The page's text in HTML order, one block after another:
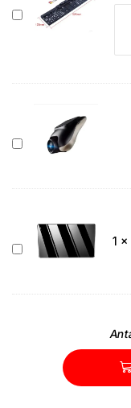
Bakkamera
integreret
Dashcam
Skærmbeskyttelse
1 ×